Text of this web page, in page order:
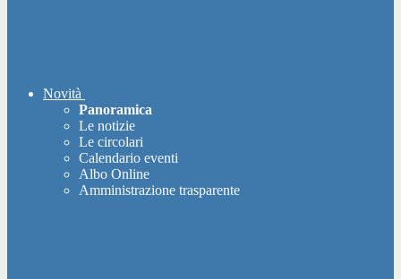
Novità
Panoramica
Le notizie
Le circolari
Calendario eventi
Albo Online
Amministrazione trasparente